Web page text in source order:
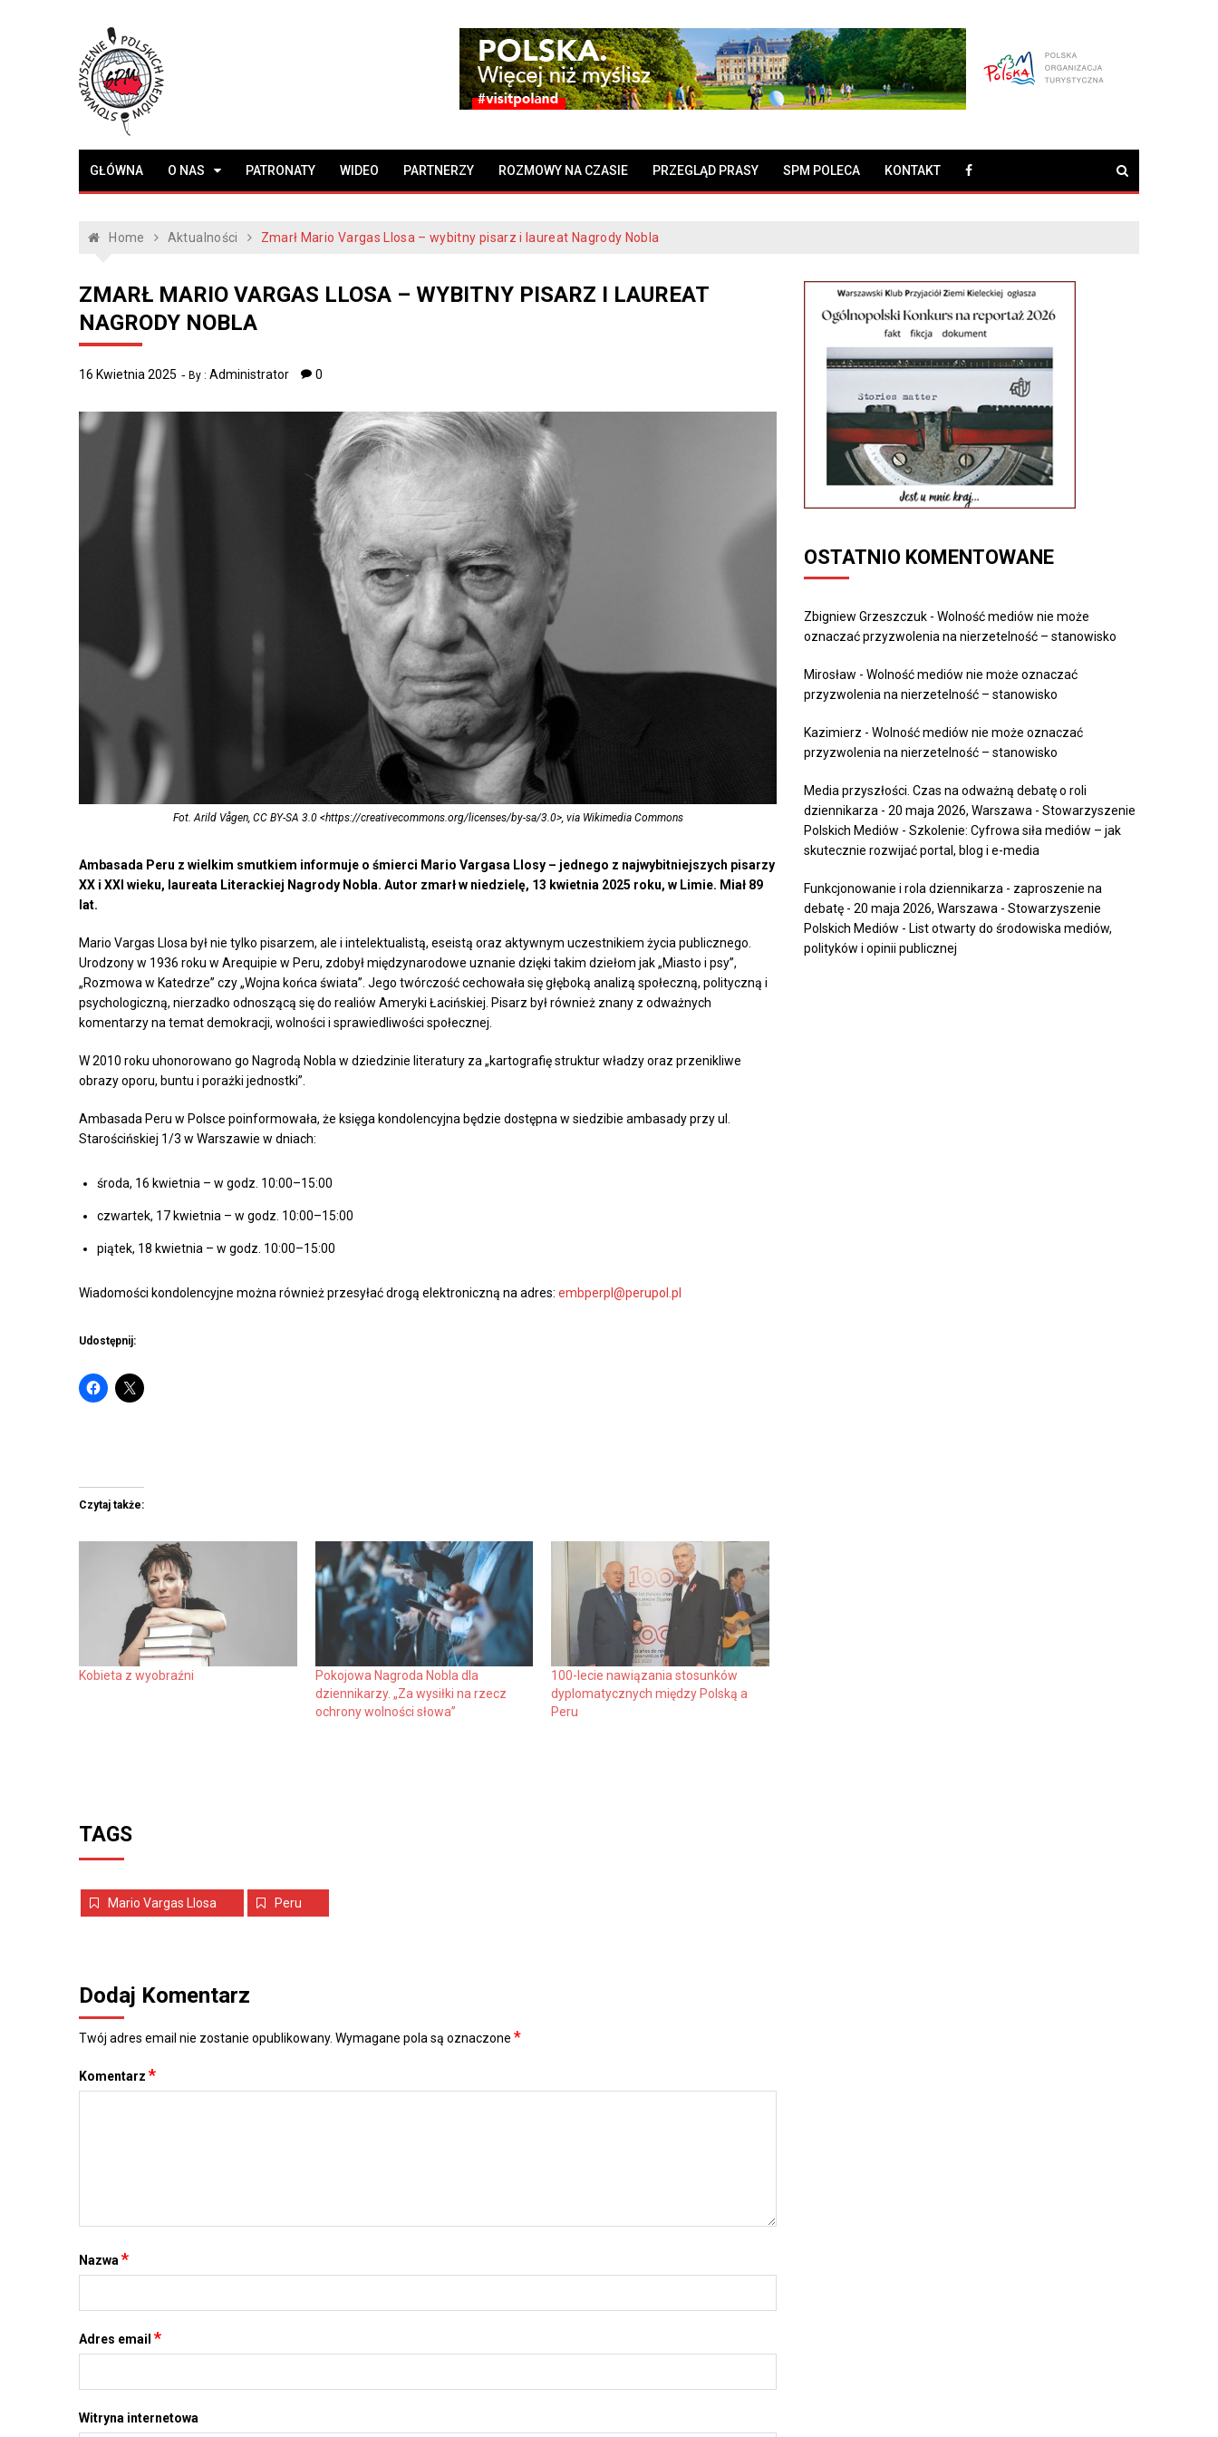
Stowarzyszenie
Polskich Mediów
GŁÓWNA
O NAS PATRONATY WIDEO PARTNERZY ROZMOWY NA CZASIE PRZEGLĄD PRASY SPM POLECA KONTAKT
Home Aktualności Zmarł Mario Vargas Llosa – wybitny pisarz i laureat Nagrody Nobla
ZMARŁ MARIO VARGAS LLOSA – WYBITNY PISARZ I LAUREAT
NAGRODY NOBLA
16 Kwietnia 2025 By : Administrator 0
Fot. Arild Vågen, CC BY-SA 3.0 <https://creativecommons.org/licenses/by-sa/3.0>, via Wikimedia Commons
Ambasada Peru z wielkim smutkiem informuje o śmierci Mario Vargasa Llosy – jednego z najwybitniejszych pisarzy
XX i XXI wieku, laureata Literackiej Nagrody Nobla. Autor zmarł w niedzielę, 13 kwietnia 2025 roku, w Limie. Miał 89
lat.
Mario Vargas Llosa był nie tylko pisarzem, ale i intelektualistą, eseistą oraz aktywnym uczestnikiem życia publicznego.
Urodzony w 1936 roku w Arequipie w Peru, zdobył międzynarodowe uznanie dzięki takim dziełom jak „Miasto i psy”,
„Rozmowa w Katedrze” czy „Wojna końca świata”. Jego twórczość cechowała się głęboką analizą społeczną, polityczną i
psychologiczną, nierzadko odnoszącą się do realiów Ameryki Łacińskiej. Pisarz był również znany z odważnych
komentarzy na temat demokracji, wolności i sprawiedliwości społecznej.
W 2010 roku uhonorowano go Nagrodą Nobla w dziedzinie literatury za „kartografię struktur władzy oraz przenikliwe
obrazy oporu, buntu i porażki jednostki”.
Ambasada Peru w Polsce poinformowała, że księga kondolencyjna będzie dostępna w siedzibie ambasady przy ul.
Starościńskiej 1/3 w Warszawie w dniach:
środa, 16 kwietnia – w godz. 10:00–15:00
czwartek, 17 kwietnia – w godz. 10:00–15:00
piątek, 18 kwietnia – w godz. 10:00–15:00
Wiadomości kondolencyjne można również przesyłać drogą elektroniczną na adres: embperpl@perupol.pl
Udostępnij:
Czytaj także:
Kobieta z wyobraźni
Pokojowa Nagroda Nobla dla
dziennikarzy. „Za wysiłki na rzecz
ochrony wolności słowa”
100-lecie nawiązania stosunków
dyplomatycznych między Polską a
Peru
TAGS
Mario Vargas Llosa Peru
Dodaj Komentarz
Twój adres email nie zostanie opublikowany. Wymagane pola są oznaczone *
Komentarz *
Nazwa *
Adres email *
Witryna internetowa
OSTATNIO KOMENTOWANE
Zbigniew Grzeszczuk - Wolność mediów nie może
oznaczać przyzwolenia na nierzetelność – stanowisko
Mirosław - Wolność mediów nie może oznaczać
przyzwolenia na nierzetelność – stanowisko
Kazimierz - Wolność mediów nie może oznaczać
przyzwolenia na nierzetelność – stanowisko
Media przyszłości. Czas na odważną debatę o roli
dziennikarza - 20 maja 2026, Warszawa - Stowarzyszenie
Polskich Mediów - Szkolenie: Cyfrowa siła mediów – jak
skutecznie rozwijać portal, blog i e-media
Funkcjonowanie i rola dziennikarza - zaproszenie na
debatę - 20 maja 2026, Warszawa - Stowarzyszenie
Polskich Mediów - List otwarty do środowiska mediów,
polityków i opinii publicznej